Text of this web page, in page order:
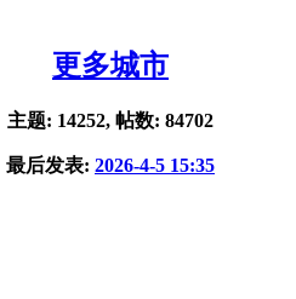
更多城市
主题: 14252, 帖数: 84702
最后发表: 2026-4-5 15:35